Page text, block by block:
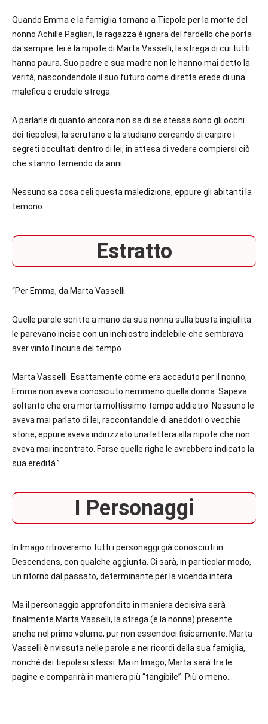
Quando Emma e la famiglia tornano a Tiepole per la morte del
nonno Achille Pagliari, la ragazza è ignara del fardello che porta
da sempre: lei è la nipote di Marta Vasselli, la strega di cui tutti
hanno paura. Suo padre e sua madre non le hanno mai detto la
verità, nascondendole il suo futuro come diretta erede di una
malefica e crudele strega.
A parlarle di quanto ancora non sa di se stessa sono gli occhi
dei tiepolesi, la scrutano e la studiano cercando di carpire i
segreti occultati dentro di lei, in attesa di vedere compiersi ciò
che stanno temendo da anni.
Nessuno sa cosa celi questa maledizione, eppure gli abitanti la
temono.
Estratto
“Per Emma, da Marta Vasselli.
Quelle parole scritte a mano da sua nonna sulla busta ingiallita
le parevano incise con un inchiostro indelebile che sembrava
aver vinto l’incuria del tempo.
Marta Vasselli. Esattamente come era accaduto per il nonno,
Emma non aveva conosciuto nemmeno quella donna. Sapeva
soltanto che era morta moltissimo tempo addietro. Nessuno le
aveva mai parlato di lei, raccontandole di aneddoti o vecchie
storie, eppure aveva indirizzato una lettera alla nipote che non
aveva mai incontrato. Forse quelle righe le avrebbero indicato la
sua eredità.”
I Personaggi
In Imago ritroveremo tutti i personaggi già conosciuti in
Descendens, con qualche aggiunta. Ci sarà, in particolar modo,
un ritorno dal passato, determinante per la vicenda intera.
Ma il personaggio approfondito in maniera decisiva sarà
finalmente Marta Vasselli, la strega (e la nonna) presente
anche nel primo volume, pur non essendoci fisicamente. Marta
Vasselli è rivissuta nelle parole e nei ricordi della sua famiglia,
nonché dei tiepolesi stessi. Ma in Imago, Marta sarà tra le
pagine e comparirà in maniera più “tangibile”. Più o meno…